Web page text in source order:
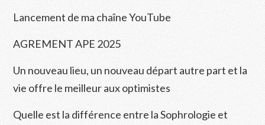
Lancement de ma chaîne YouTube
AGREMENT APE 2025
Un nouveau lieu, un nouveau départ autre part et la
vie offre le meilleur aux optimistes
Quelle est la différence entre la Sophrologie et